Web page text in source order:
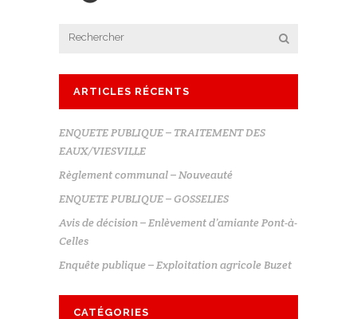
ARTICLES RÉCENTS
ENQUETE PUBLIQUE – TRAITEMENT DES
EAUX/VIESVILLE
Règlement communal – Nouveauté
ENQUETE PUBLIQUE – GOSSELIES
Avis de décision – Enlèvement d’amiante Pont-à-
Celles
Enquête publique – Exploitation agricole Buzet
CATÉGORIES